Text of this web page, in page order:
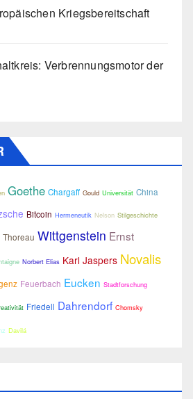
Kriegsbereitschaft
Verbrennungsmotor der
Goethe Chargaff Gould Universität China
Bitcoin Hermeneutik Nelson Stilgeschichte
Thoreau Wittgenstein Ernst
Norbert Elias Karl Jaspers Novalis
Feuerbach Eucken Stadtforschung
Friedell Dahrendorf Chomsky
Davilá